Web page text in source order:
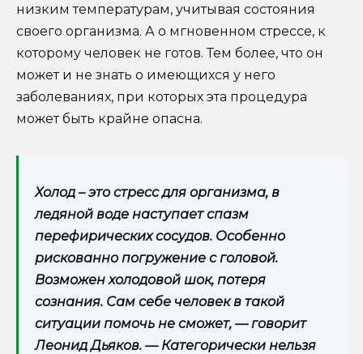
низким температурам, учитывая состояния
своего организма. А о мгновенном стрессе, к
которому человек не готов. Тем более, что он
может и не знать о имеющихся у него
заболеваниях, при которых эта процедура
может быть крайне опасна.
Холод – это стресс для организма, в
ледяной воде наступает спазм
перефирических сосудов. Особенно
рискованно погружение с головой.
Возможен холодовой шок, потеря
сознания. Сам себе человек в такой
ситуации помочь не сможет, — говорит
Леонид Дьяков. — Категорически нельзя